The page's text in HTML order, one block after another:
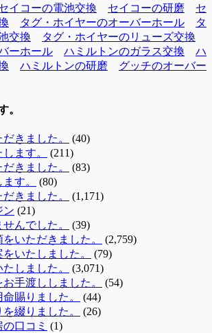
イコーの電池交換 セイコーの研磨
セ
タグ・ホイヤーのオーバーホール
タ
交換
タグ・ホイヤーのリューズ交換
ーホール
ハミルトンのガラス交換
ハ
ハミルトンの研磨
グッチのオーバー
。
きました。
(40)
ます。
(211)
きました。
(83)
す。
(80)
きました。
(1,171)
ン (21)
んでした。
(39)
いただきました。
(2,759)
いたしました。
(79)
しました。
(3,071)
手渡ししました。
(54)
賜りました。
(44)
綴りました。
(26)
口コミ (1)